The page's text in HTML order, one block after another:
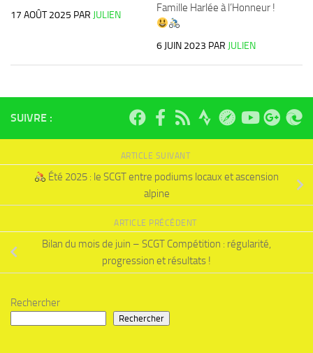
17 AOÛT 2025 PAR JULIEN
Famille Harlée à l’Honneur !
6 JUIN 2023 PAR JULIEN
SUIVRE :
ARTICLE SUIVANT
Été 2025 : le SCGT entre podiums locaux et ascension
alpine
ARTICLE PRÉCÉDENT
Bilan du mois de juin – SCGT Compétition : régularité,
progression et résultats !
Rechercher
Rechercher